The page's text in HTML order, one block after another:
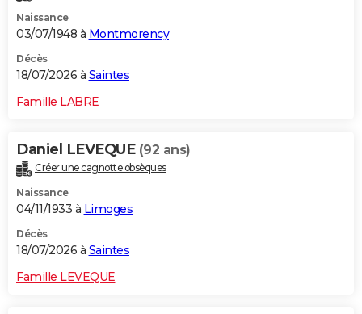
Naissance
03/07/1948 à Montmorency
Décès
18/07/2026 à Saintes
Famille LABRE
Daniel LEVEQUE (92 ans)
Créer une cagnotte obsèques
Naissance
04/11/1933 à Limoges
Décès
18/07/2026 à Saintes
Famille LEVEQUE